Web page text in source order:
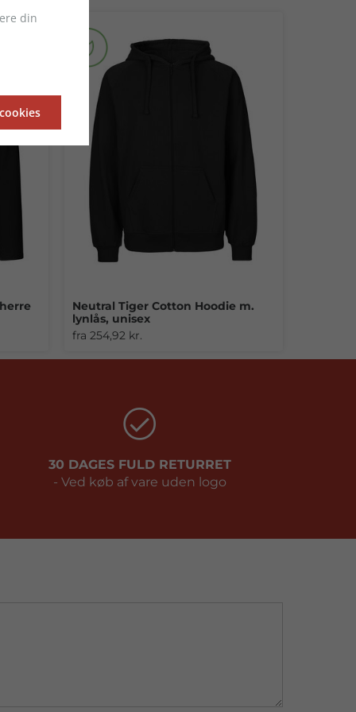
Neutral Tiger Cotton Hoodie m.
lynlås, unisex
fra 254,92 kr.
30 DAGES FULD RETURRET
- Ved køb af vare uden logo
din